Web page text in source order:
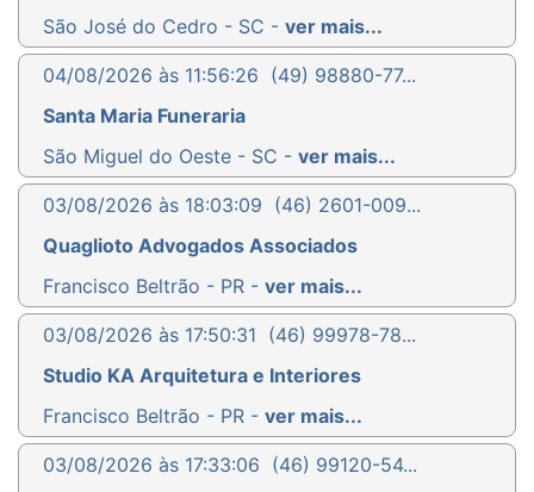
São José do Cedro - SC - ver mais...
04/08/2026 às 11:56:26 (49) 98880-77...
Santa Maria Funeraria
São Miguel do Oeste - SC - ver mais...
03/08/2026 às 18:03:09 (46) 2601-009...
Quaglioto Advogados Associados
Francisco Beltrão - PR - ver mais...
03/08/2026 às 17:50:31 (46) 99978-78...
Studio KA Arquitetura e Interiores
Francisco Beltrão - PR - ver mais...
03/08/2026 às 17:33:06 (46) 99120-54...